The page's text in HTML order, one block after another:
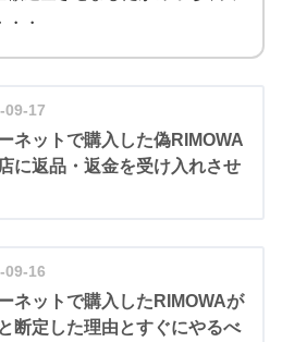
・
09-17
ネットで購入した偽RIMOWA
に返品・返金を受け入れさせ
09-16
ネットで購入したRIMOWAが
断定した理由とすぐにやるべ